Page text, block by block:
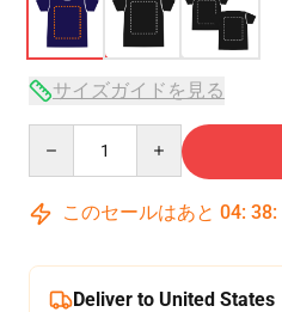
サイズガイドを見る
このセールはあと 04: 38:
Deliver to United States